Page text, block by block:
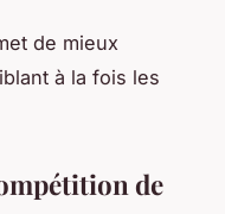
de mieux
à la fois les
de